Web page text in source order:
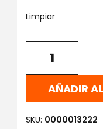
Limpiar
AÑADIR
SKU: 0000013222